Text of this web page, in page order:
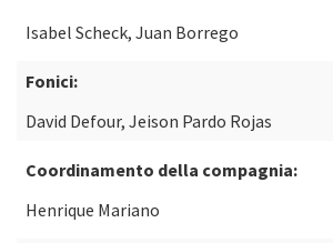
Isabel Scheck, Juan Borrego
Fonici:
David Defour, Jeison Pardo Rojas
Coordinamento della compagnia:
Henrique Mariano